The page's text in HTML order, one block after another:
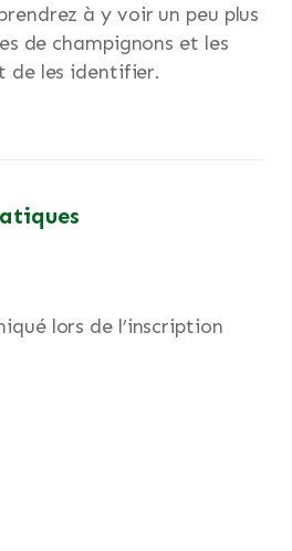
à y voir un peu plus
de champignons et les
de les identifier.
lors de l’inscription